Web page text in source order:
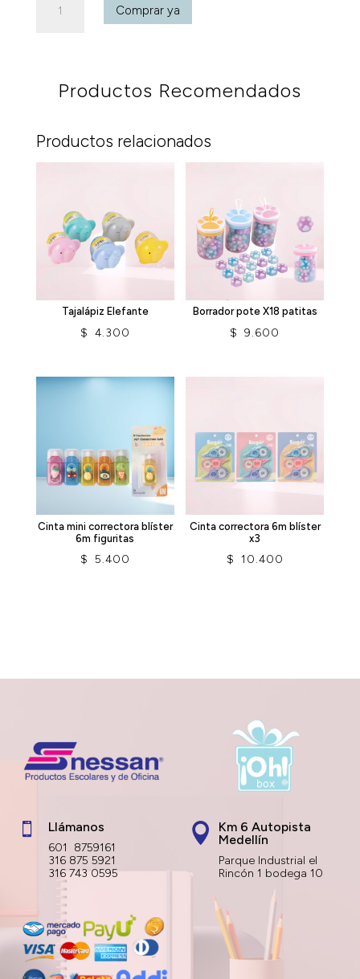
Massager
Comprar ya
Productos Recomendados
Productos relacionados
Tajalápiz Elefante
$ 4.300
Borrador pote X18 patitas
$ 9.600
Cinta mini correctora blíster
6m figuritas
$ 5.400
Cinta correctora 6m blíster
x3
$ 10.400
 Llámanos
601 8759161
316 875 5921
316 743 0595

Km 6 Autopista
Medellín
Parque Industrial el
Rincón 1 bodega 10